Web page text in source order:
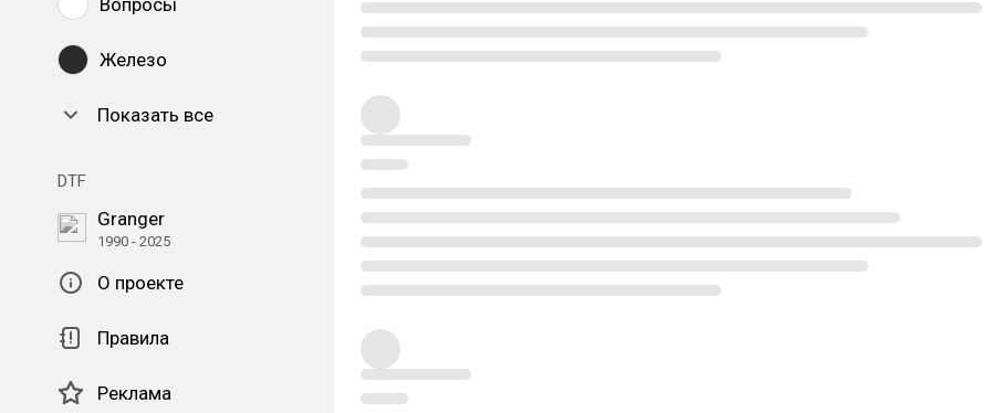
Вопросы
Железо
Показать все
DTF
Granger
1990 - 2025
О проекте
Правила
Реклама